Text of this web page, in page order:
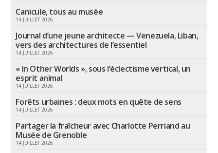
Canicule, tous au musée
14 JUILLET 2026
Journal d’une jeune architecte — Venezuela, Liban,
vers des architectures de l’essentiel
14 JUILLET 2026
« In Other Worlds », sous l’éclectisme vertical, un
esprit animal
14 JUILLET 2026
Forêts urbaines : deux mots en quête de sens
14 JUILLET 2026
Partager la fraîcheur avec Charlotte Perriand au
Musée de Grenoble
14 JUILLET 2026